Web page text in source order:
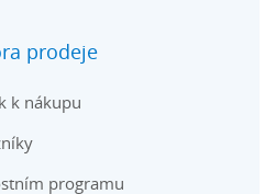
prodeje
k nákupu
programu